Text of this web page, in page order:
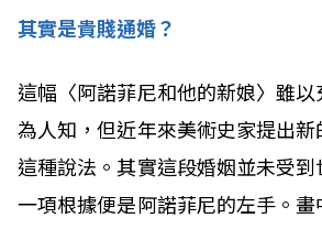
其實是貴賤通婚？
這幅〈阿諾菲尼和他的新娘〉雖
為人知，但近年來美術史家提出
這種說法。其實這段婚姻並未受
一項根據便是阿諾菲尼的左手。